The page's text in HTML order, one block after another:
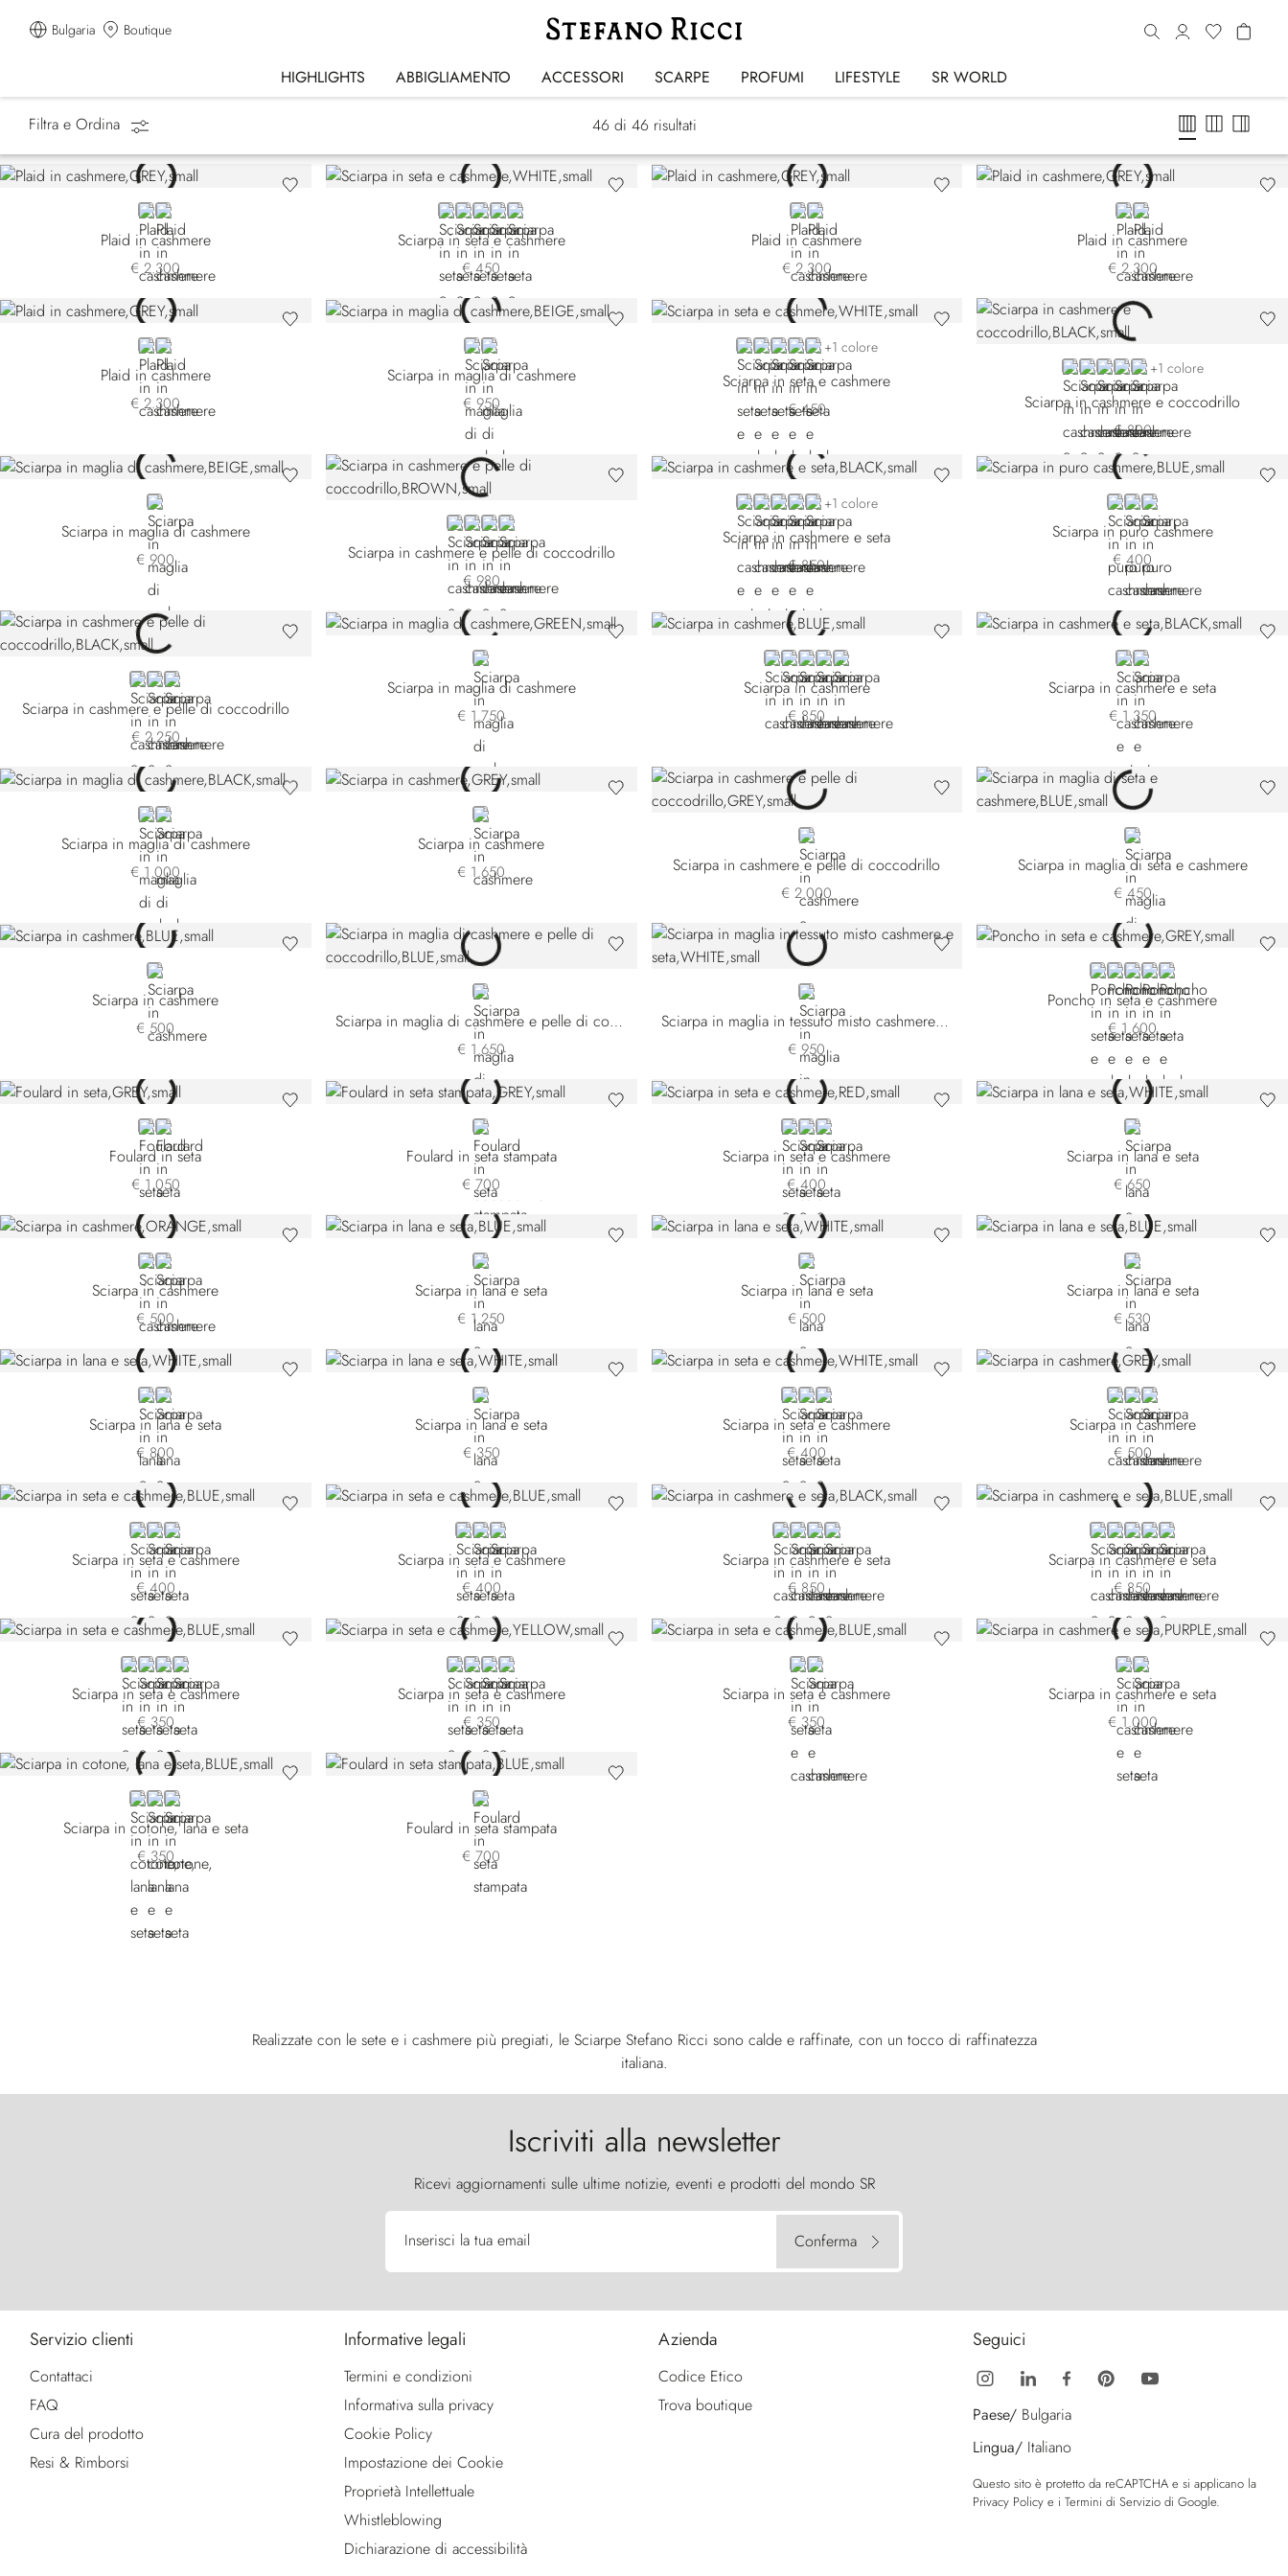
Bulgaria Boutique
HIGHLIGHTS ABBIGLIAMENTO ACCESSORI SCARPE PROFUMI LIFESTYLE SR WORLD
Homepage Accessori
Sciarpe
Filtra e Ordina 46 di 46 risultati
GREYGREEN
Plaid in cashmere
€ 2.300
WHITE
BLACK
BLUE 7442-5149
BLUE 7442-5328
BLUE 7442-5400
Sciarpa in seta e cashmere
€ 450
GREYBROWN
Plaid in cashmere
€ 2.300
GREY
BEIGE
Plaid in cashmere
€ 2.300
GREYBEIGE
Plaid in cashmere
€ 2.300
BEIGEGREEN
Sciarpa in maglia di cashmere
€ 950
WHITE
BLACK
BLUE 7442-5149
BLUE 7442-5328
BLUE 7442-5400
+1 colore
Sciarpa in seta e cashmere
€ 450
BLACK 6853-131
GREY 6853-5109
BLACK 6853-5131
BEIGE 6853-5217
BROWN
+1 colore
Sciarpa in cashmere e coccodrillo
€ 800
BEIGE
Sciarpa in maglia di cashmere
€ 900
BROWN 6853-3328
BEIGE
BROWN 6853-5247
RED
Sciarpa in cashmere e pelle di coccodrillo
€ 980
BLACK
BLUE L51149-5147
BLUE L51149-5159
BLUE L51149-5189
GREEN
+1 colore
Sciarpa in cashmere e seta
€ 850
BLUEBLACKWHITE
Sciarpa in puro cashmere
€ 400
BLACK
GREYGREEN
Sciarpa in cashmere e pelle di coccodrillo
€ 2.250
GREEN
Sciarpa in maglia di cashmere
€ 1.750
BLUE L51170-159
BLUE L51170-189
YELLOW
VIOLETGREEN
Sciarpa in cashmere
€ 850
BLACK
BEIGE
Sciarpa in cashmere e seta
€ 1.350
BLACK F22452-3131
BLACK F22452-4131
Sciarpa in maglia di cashmere
€ 1.000
GREY
Sciarpa in cashmere
€ 1.650
GREY
Sciarpa in cashmere e pelle di coccodrillo
€ 2.000
BLUE
Sciarpa in maglia di seta e cashmere
€ 450
BLUE
Sciarpa in cashmere
€ 500
BLUE
Sciarpa in maglia di cashmere e pelle di coccodrillo
€ 1.650
WHITE
Sciarpa in maglia in tessuto misto cashmere e seta
€ 950
GREYBLACK
GREEN 14249-3166
BEIGEGREEN 14249-3333
Poncho in seta e cashmere
€ 1.600
GREYRED 45301V-004
Foulard in seta
€ 1.050
GREY
Foulard in seta stampata
€ 700
REDORANGE
GREEN
Sciarpa in seta e cashmere
€ 400
WHITE
Sciarpa in lana e seta
€ 650
ORANGE
BLUE
Sciarpa in cashmere
€ 500
BLUE
Sciarpa in lana e seta
€ 1.250
WHITE
Sciarpa in lana e seta
€ 500
BLUE
Sciarpa in lana e seta
€ 530
WHITEYELLOW
Sciarpa in lana e seta
€ 800
WHITE
Sciarpa in lana e seta
€ 350
WHITE 7442-4131
WHITE 7442-4189
WHITE 7442-4349
Sciarpa in seta e cashmere
€ 400
GREY
BLUEBEIGE
Sciarpa in cashmere
€ 500
BLUEBEIGEYELLOW
Sciarpa in seta e cashmere
€ 400
BLUE 7442-5149
BEIGEGOLD
Sciarpa in seta e cashmere
€ 400
BLACK L51149-3131
BLUE L51149-4440
BLUE L51149-5159
BLACK L51149-5400
Sciarpa in cashmere e seta
€ 850
BLUE L51149-3159
BLUE L51149-3189
WHITE
BEIGEBLUE L51149-4189
Sciarpa in cashmere e seta
€ 850
BLUE 7442-3156
YELLOW
BLUE 7442-5189
BEIGE
Sciarpa in seta e cashmere
€ 350
YELLOW
BLUE 7442-4340
VIOLETGREEN
Sciarpa in seta e cashmere
€ 350
BLUE 7442-4159
BLUE 7442-4416
Sciarpa in seta e cashmere
€ 350
PURPLE
WHITE
Sciarpa in cashmere e seta
€ 1.000
BLUE 7540-4156
YELLOW 7540-4287
GREEN
Sciarpa in cotone, lana e seta
€ 350
BLUE
Foulard in seta stampata
€ 700
Realizzate con le sete e i cashmere più pregiati, le Sciarpe Stefano Ricci sono calde e raffinate, con un tocco di raffinatezza
italiana.
Iscriviti alla newsletter
Ricevi aggiornamenti sulle ultime notizie, eventi e prodotti del mondo SR
Inserisci la tua email Conferma
Servizio clienti
Contattaci
FAQ
Cura del prodotto
Resi & Rimborsi
Informative legali
Termini e condizioni
Informativa sulla privacy
Cookie Policy
Impostazione dei Cookie
Proprietà Intellettuale
Whistleblowing
Dichiarazione di accessibilità
Azienda
Codice Etico
Trova boutique
Seguici
Paese/ Bulgaria
Lingua/ Italiano
Questo sito è protetto da reCAPTCHA e si applicano la
Privacy Policy e i Termini di Servizio di Google.